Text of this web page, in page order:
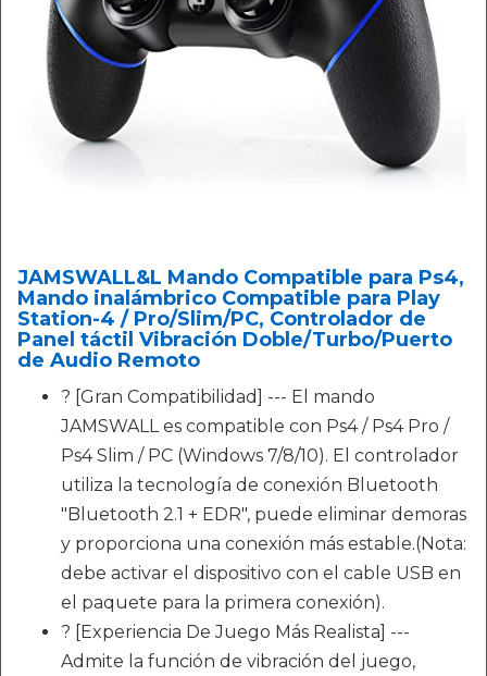
JAMSWALL&L Mando Compatible para Ps4,
Mando inalámbrico Compatible para Play
Station-4 / Pro/Slim/PC, Controlador de
Panel táctil Vibración Doble/Turbo/Puerto
de Audio Remoto
? [Gran Compatibilidad] --- El mando
JAMSWALL es compatible con Ps4 / Ps4 Pro /
Ps4 Slim / PC (Windows 7/8/10). El controlador
utiliza la tecnología de conexión Bluetooth
"Bluetooth 2.1 + EDR", puede eliminar demoras
y proporciona una conexión más estable.(Nota:
debe activar el dispositivo con el cable USB en
el paquete para la primera conexión).
? [Experiencia De Juego Más Realista] ---
Admite la función de vibración del juego,